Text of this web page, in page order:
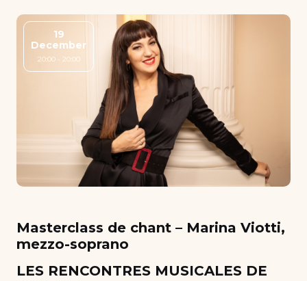
Scholarships and Financing
Apply
19
December
20:00 - 20:00
Masterclass de chant – Marina Viotti,
mezzo-soprano
LES RENCONTRES MUSICALES DE